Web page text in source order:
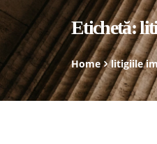
Etichetă:
Home litigiile